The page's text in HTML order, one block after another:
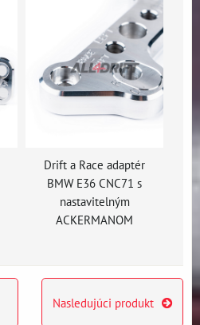
Drift a Race adaptér
BMW E36 CNC71 s
nastavitelným
ACKERMANOM
Nasledujúci produkt